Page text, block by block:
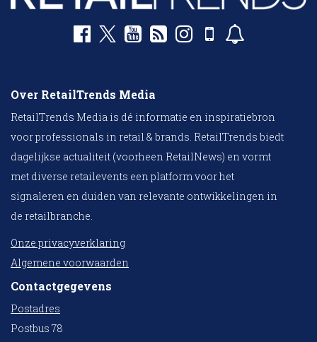
Over RetailTrends Media
RetailTrends Media is dé informatie en inspiratiebron
voor professionals in retail & brands. RetailTrends biedt
dagelijkse actualiteit (voorheen RetailNews) en vormt
met diverse retailevents een platform voor het
signaleren en duiden van relevante ontwikkelingen in
de retailbranche.
Onze privacyverklaring
Algemene voorwaarden
Contactgegevens
Postadres
Postbus 78